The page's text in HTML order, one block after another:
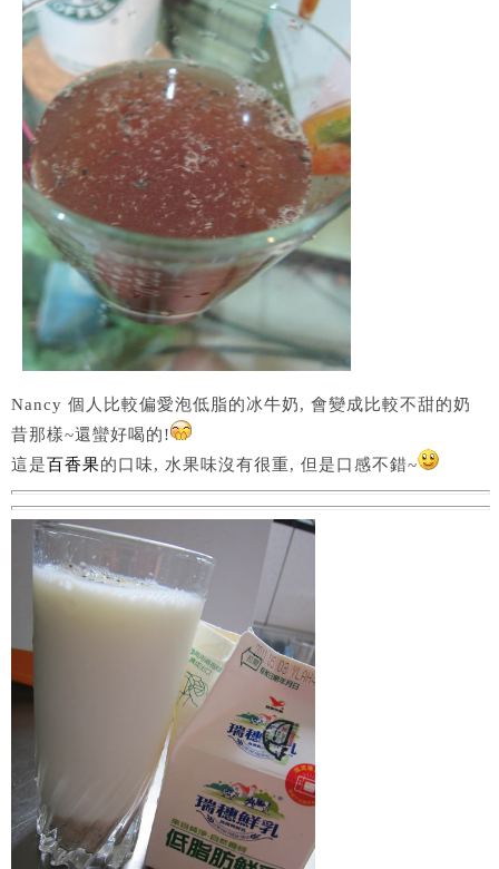
Nancy 個人比較偏愛泡低脂的冰牛奶, 會變成比較不甜的奶
昔那樣~還蠻好喝的!
這是百香果的口味, 水果味沒有很重, 但是口感不錯~